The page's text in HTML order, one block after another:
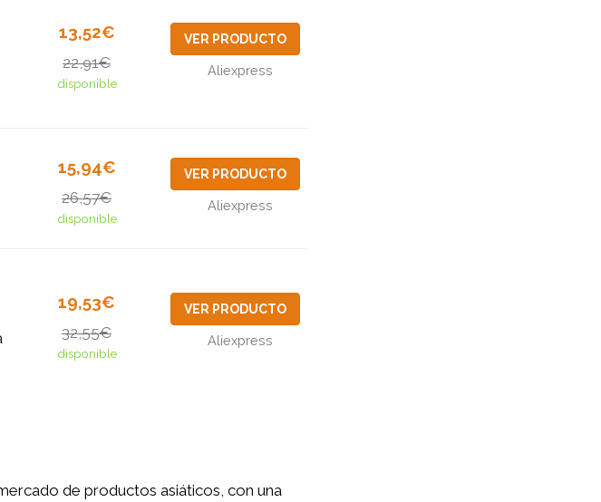
13,52€
22,91€
disponible
VER PRODUCTO
Aliexpress
15,94€
26,57€
disponible
VER PRODUCTO
Aliexpress
19,53€
32,55€
disponible
VER PRODUCTO
Aliexpress
de productos asiáticos, con una